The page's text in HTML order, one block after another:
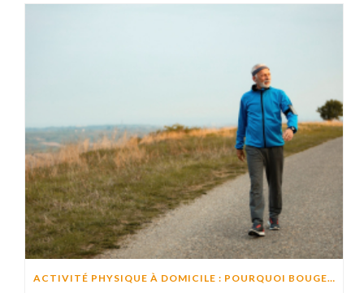
ACTIVITÉ PHYSIQUE À DOMICILE : POURQUOI BOUGER CHAQUE JOUR AIDE À PRÉSERVER L’AUTONOMIE ?